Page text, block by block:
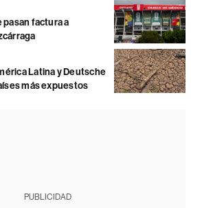
pasan factura a
Latina y Deutsche
más expuestos
PUBLICIDAD